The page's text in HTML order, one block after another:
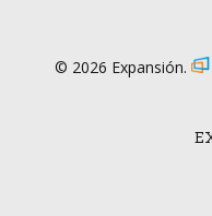
© 2026 Expansión.